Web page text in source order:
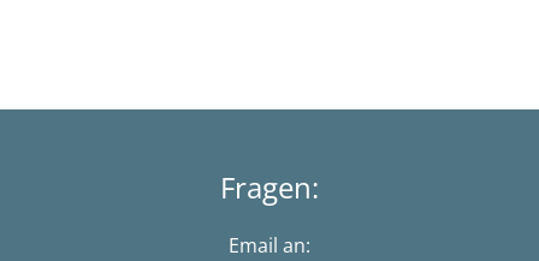
Fragen:
Email an: